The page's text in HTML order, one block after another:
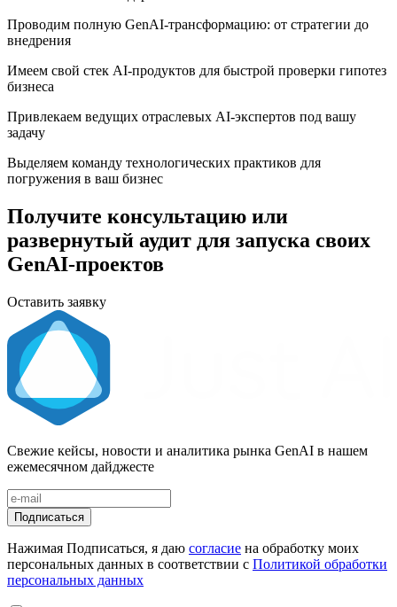
Проводим полную GenAI-трансформацию: от стратегии до
внедрения
Имеем свой стек AI-продуктов для быстрой проверки гипотез
бизнеса
Привлекаем ведущих отраслевых AI-экспертов под вашу
задачу
Выделяем команду технологических практиков для
погружения в ваш бизнес
Получите консультацию или
развернутый аудит для запуска своих
GenAI-проектов
Оставить заявку
Свежие кейсы, новости и аналитика рынка GenAI в нашем
ежемесячном дайджесте
Подписаться
Нажимая Подписаться, я даю согласие на обработку моих
персональных данных в соответствии с Политикой обработки
персональных данных